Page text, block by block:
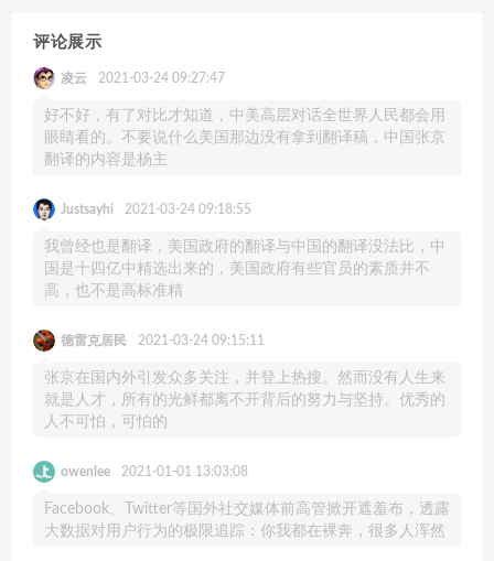
评论展示
凌云 2021-03-24 09:27:47
好不好，有了对比才知道，中美高层对话全世界人民都会用
眼睛看的。不要说什么美国那边没有拿到翻译稿，中国张京
翻译的内容是杨主
Justsayhi 2021-03-24 09:18:55
我曾经也是翻译，美国政府的翻译与中国的翻译没法比，中
国是十四亿中精选出来的，美国政府有些官员的素质并不
高，也不是高标准精
德雷克居民 2021-03-24 09:15:11
张京在国内外引发众多关注，并登上热搜。然而没有人生来
就是人才，所有的光鲜都离不开背后的努力与坚持。优秀的
人不可怕，可怕的
owenlee 2021-01-01 13:03:08
Facebook、Twitter等国外社交媒体前高管掀开遮羞布，透露
大数据对用户行为的极限追踪：你我都在裸奔，很多人浑然